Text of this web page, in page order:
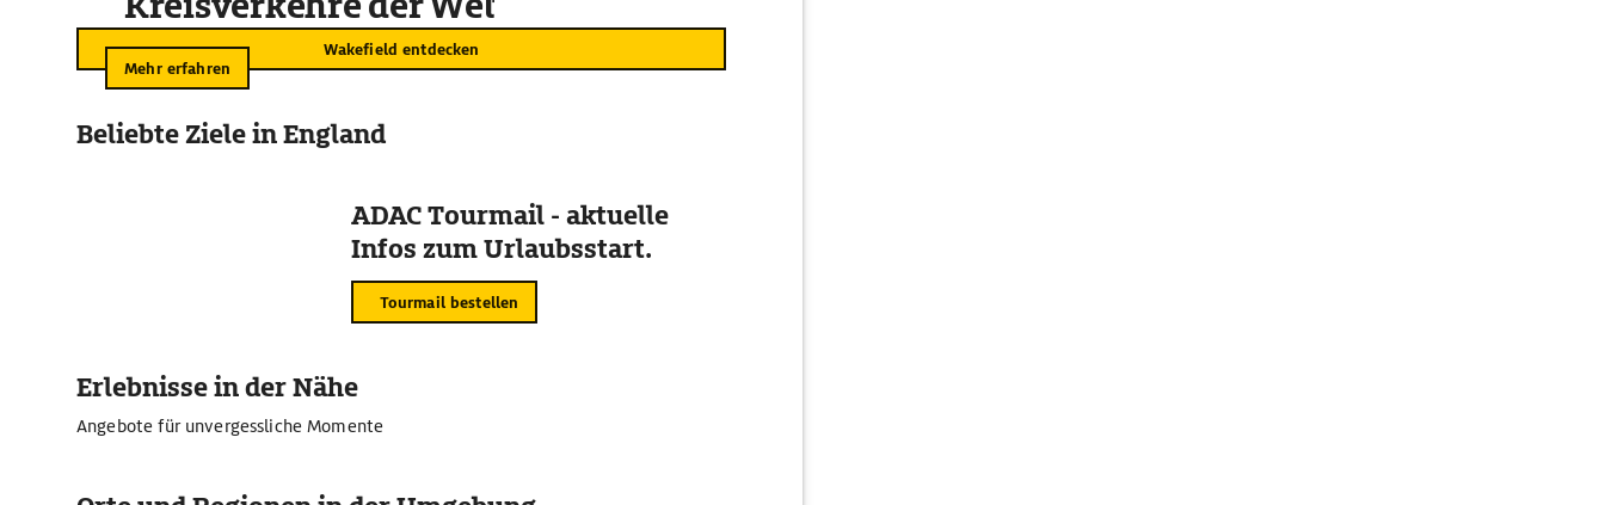
Wakefield entdecken
Mehr erfahren
Beliebte Ziele in England
ADAC Tourmail - aktuelle
Infos zum Urlaubsstart.
Tourmail bestellen
Erlebnisse in der Nähe
Angebote für unvergessliche Momente